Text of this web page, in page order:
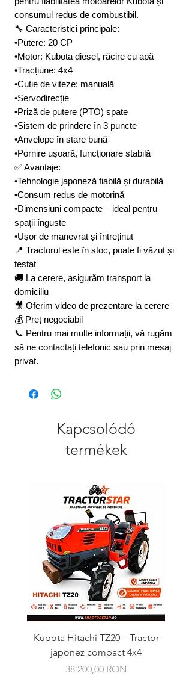
consumul redus de combustibil.
🔧 Caracteristici principale:
•Putere: 20 CP
•Motor: Kubota diesel, răcire cu apă
•Tracțiune: 4x4
•Cutie de viteze: manuală
•Servodirecție
•Priză de putere (PTO) spate
•Sistem de prindere în 3 puncte
•Anvelope în stare bună
•Pornire ușoară, funcționare stabilă
✅ Avantaje:
•Tehnologie japoneză fiabilă și durabilă
•Consum redus de motorină
•Dimensiuni compacte – ideal pentru
spații înguste
•Ușor de manevrat și întreținut
📍 Tractorul este în stoc, poate fi văzut și
testat
🚚 La cerere, asigurăm transport la
domiciliu
🎥 Oferim video de prezentare la cerere
💰 Preț negociabil
📞 Pentru mai multe informații, vă rugăm
să ne contactați telefonic sau prin mesaj
privat.
Kapcsolódó
termékek
Kubota Hitachi TZ20 – Tractor
japonez compact 4x4
Ár
38 200,00 RON